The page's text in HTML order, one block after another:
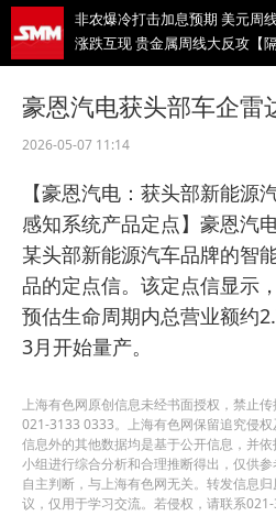
非农爆冷打击加息预期 美元周
涨跌互现 贵金属周线大反攻【隔
寻锌行业破局发展新机遇
美国拟投30亿美元扶持关键矿产
掌上有色
为有色行业打造的神器
豪恩汽电获头部车企雷
2026-05-07 11:14
【豪恩汽电：获头部新能源
感知系统产品定点】豪恩汽
某头部新能源汽车品牌的智
品的定点信。该定点信显示
预估生命周期内总营业额约
3月开始量产。
上海有色网原创信息未经书面授权，禁止
021-3133 0333。上海有色网保留追究侵
信息外的其他数据均是基于公开信息，并
小组进行综合分析和合理推断得出，仅供
自主判断，与上海有色网无关。转发信息
议，仅用于学习交流。若侵权，请联系021-